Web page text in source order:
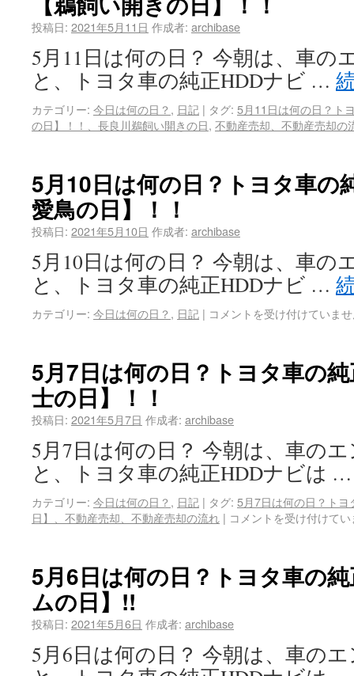
投稿日: 2021年5月11日 作成者: archibase
5月11日は何の日？ 今朝は、車の
と、トヨタ車の純正HDDナビ …
カテゴリー: 今日は何の日？ , 日記 | タグ: 5月11日は何の日？ト
の日】！！、長良川鵜飼い開きの日, 不動産売却、不動産売却の
5月10日は何の日？トヨタ車の
愛鳥の日】！！
投稿日: 2021年5月10日 作成者: archibase
5月10日は何の日？ 今朝は、車の
と、トヨタ車の純正HDDナビ …
カテゴリー: 今日は何の日？ , 日記 | コメントを受け付けていま
5月7日は何の日？トヨタ車の
士の日】！！
投稿日: 2021年5月7日 作成者: archibase
5月7日は何の日？ 今朝は、車の
と、トヨタ車の純正HDDナビは
カテゴリー: 今日は何の日？ , 日記 | タグ: 5月7日は何の日？ト
日】、不動産売却、不動産売却の流れ | コメントを受け付けて
5月6日は何の日？トヨタ車の
ムの日】!!
投稿日: 2021年5月6日 作成者: archibase
5月6日は何の日？ 今朝は、車の